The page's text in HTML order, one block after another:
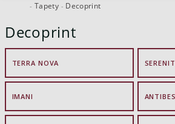
24H Tapety Decoprint
Decoprint
TERRA NOVA
IMANI ANTIBES